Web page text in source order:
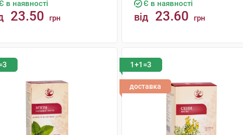
в наявності
23.50 грн
Є в наявності
від 23.60 грн
1+1=3
доставка